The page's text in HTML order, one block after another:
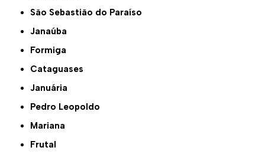
São Sebastião do Paraíso
Janaúba
Formiga
Cataguases
Januária
Pedro Leopoldo
Mariana
Frutal